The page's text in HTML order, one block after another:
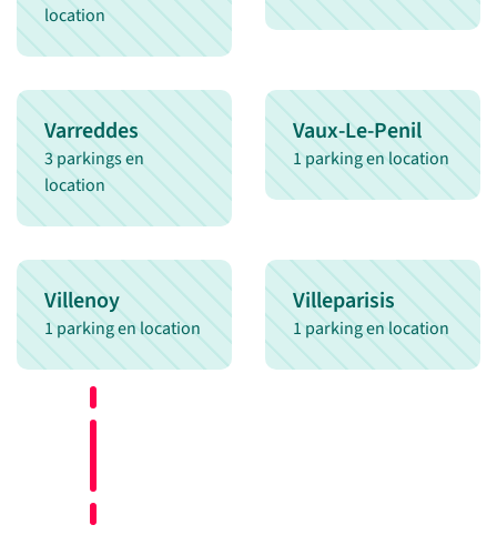
location
Varreddes
3 parkings en
location
Vaux-Le-Penil
1 parking en location
Villenoy
1 parking en location
Villeparisis
1 parking en location